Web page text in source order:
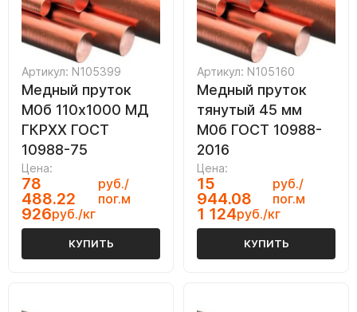
Артикул: N105399
Медный пруток
М0б 110х1000 МД
ГКРХХ ГОСТ
10988-75
Цена:
78
488.22
руб./
пог.м
926руб./кг
КУПИТЬ
Артикул: N105160
Медный пруток
тянутый 45 мм
М0б ГОСТ 10988-
2016
Цена:
15
944.08
руб./
пог.м
1 124руб./кг
КУПИТЬ